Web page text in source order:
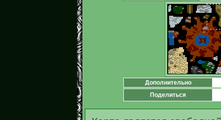
Дополнительно
Поделиться